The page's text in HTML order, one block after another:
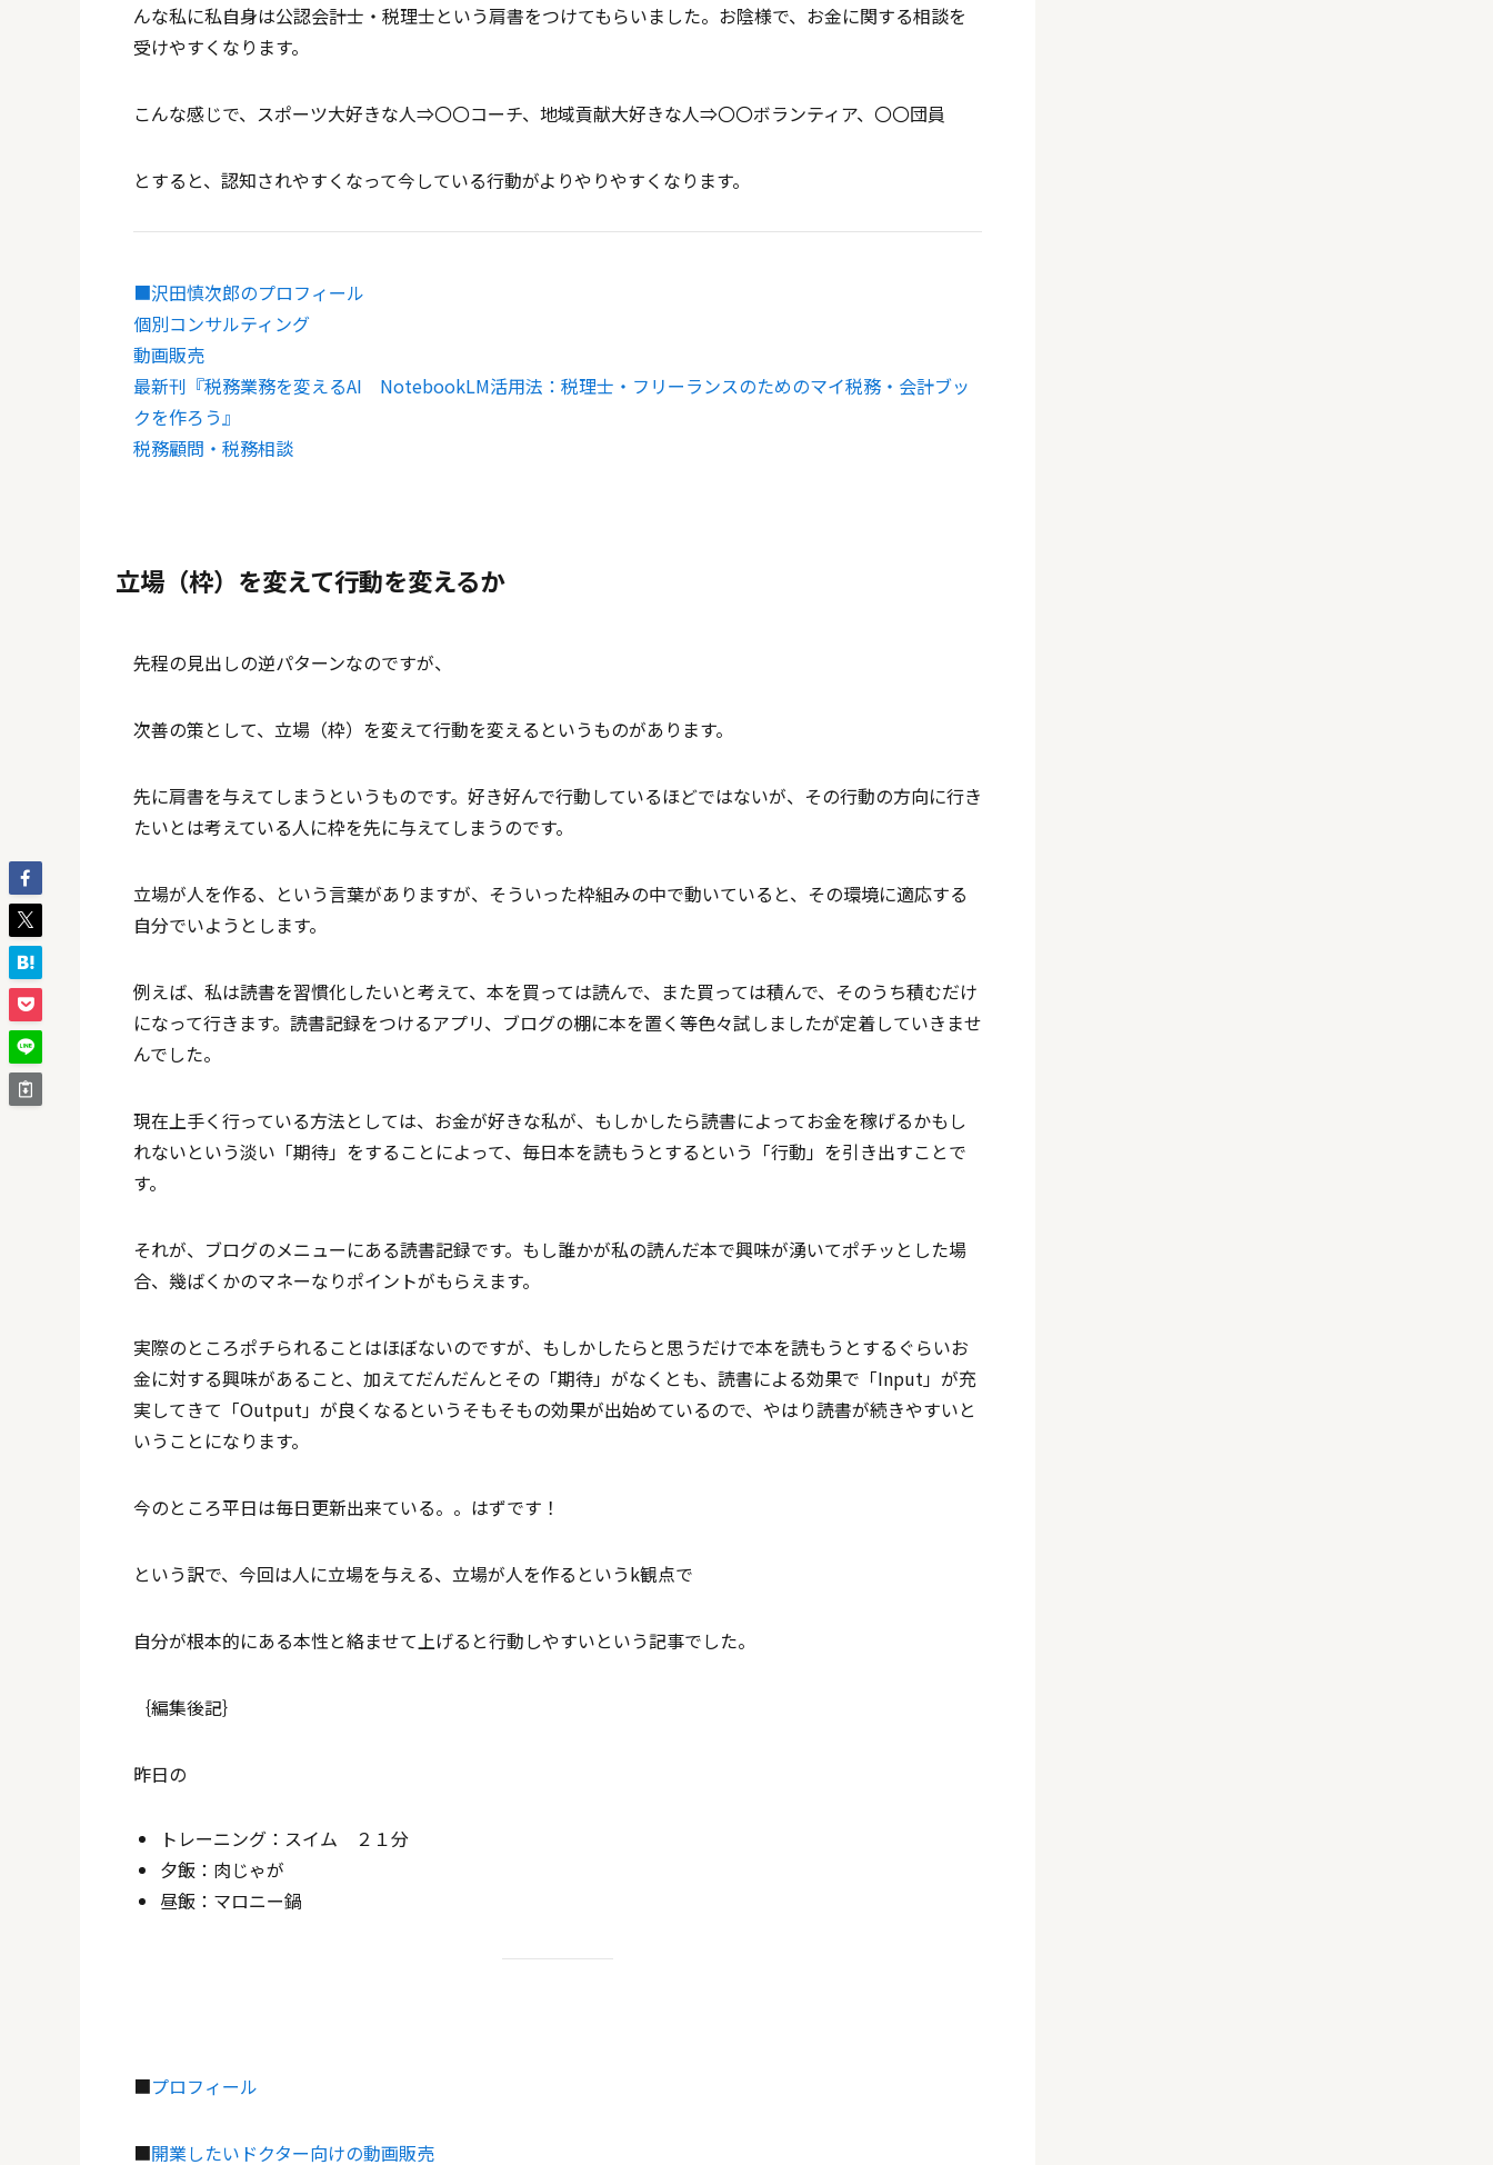
んな私に私自身は公認会計士・税理士という肩書をつけてもらいました。お陰様で、お金に関する相談を
受けやすくなります。
こんな感じで、スポーツ大好きな人⇒〇〇コーチ、地域貢献大好きな人⇒〇〇ボランティア、〇〇団員
とすると、認知されやすくなって今している行動がよりやりやすくなります。
■沢田慎次郎のプロフィール
個別コンサルティング
動画販売
最新刊『税務業務を変えるAI NotebookLM活用法：税理士・フリーランスのためのマイ税務・会計ブッ
クを作ろう』
税務顧問・税務相談
立場（枠）を変えて行動を変えるか
先程の見出しの逆パターンなのですが、
次善の策として、立場（枠）を変えて行動を変えるというものがあります。
先に肩書を与えてしまうというものです。好き好んで行動しているほどではないが、その行動の方向に行き
たいとは考えている人に枠を先に与えてしまうのです。
立場が人を作る、という言葉がありますが、そういった枠組みの中で動いていると、その環境に適応する
自分でいようとします。
例えば、私は読書を習慣化したいと考えて、本を買っては読んで、また買っては積んで、そのうち積むだけ
になって行きます。読書記録をつけるアプリ、ブログの棚に本を置く等色々試しましたが定着していきませ
んでした。
現在上手く行っている方法としては、お金が好きな私が、もしかしたら読書によってお金を稼げるかもし
れないという淡い「期待」をすることによって、毎日本を読もうとするという「行動」を引き出すことで
す。
それが、ブログのメニューにある読書記録です。もし誰かが私の読んだ本で興味が湧いてポチッとした場
合、幾ばくかのマネーなりポイントがもらえます。
実際のところポチられることはほぼないのですが、もしかしたらと思うだけで本を読もうとするぐらいお
金に対する興味があること、加えてだんだんとその「期待」がなくとも、読書による効果で「Input」が充
実してきて「Output」が良くなるというそもそもの効果が出始めているので、やはり読書が続きやすいと
いうことになります。
今のところ平日は毎日更新出来ている。。はずです！
という訳で、今回は人に立場を与える、立場が人を作るというk観点で
自分が根本的にある本性と絡ませて上げると行動しやすいという記事でした。
｛編集後記｝
昨日の
トレーニング：スイム ２１分
夕飯：肉じゃが
昼飯：マロニー鍋
■プロフィール
■開業したいドクター向けの動画販売